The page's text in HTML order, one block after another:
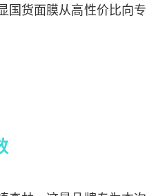
国货面膜从高性价比向专